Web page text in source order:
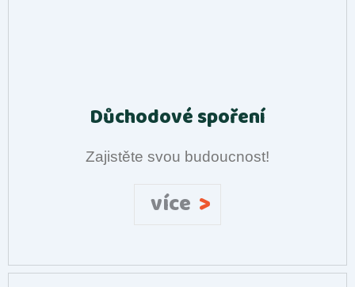
Důchodové spoření
Zajistěte svou budoucnost!
více >